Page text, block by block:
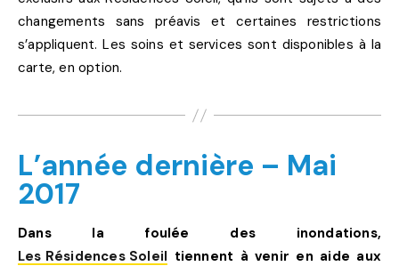
changements sans préavis et certaines restrictions
s’appliquent. Les soins et services sont disponibles à la
carte, en option.
L’année dernière – Mai
2017
Dans la foulée des inondations,
Les Résidences Soleil tiennent à venir en aide aux